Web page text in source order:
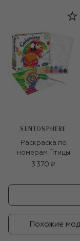
SENTOSPHERE
Раскраска по
номерам Птицы
3 370 ₽
Похожие